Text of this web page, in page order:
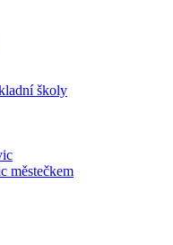
školy
městečkem